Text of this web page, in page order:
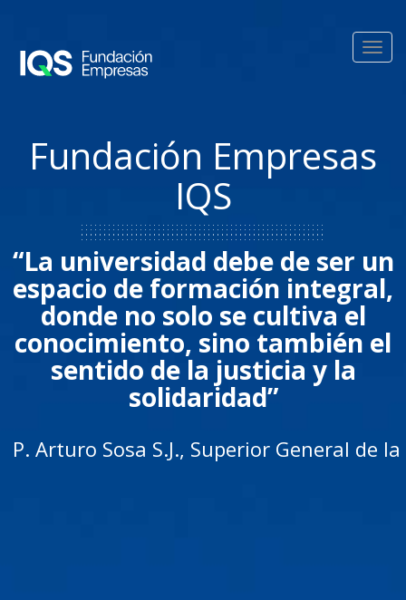
Fundación Empresas
IQS
“La universidad debe de ser un
espacio de formación integral,
donde no solo se cultiva el
conocimiento, sino también el
sentido de la justicia y la
solidaridad”
P. Arturo Sosa S.J., Superior General de